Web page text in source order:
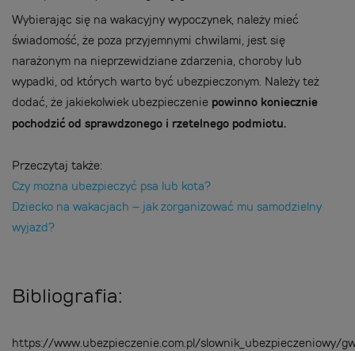
Wybierając się na wakacyjny wypoczynek, należy mieć
świadomość, że poza przyjemnymi chwilami, jest się
narażonym na nieprzewidziane zdarzenia, choroby lub
wypadki, od których warto być ubezpieczonym. Należy też
dodać, że jakiekolwiek ubezpieczenie powinno koniecznie
pochodzić od sprawdzonego i rzetelnego podmiotu.
Przeczytaj także:
Czy można ubezpieczyć psa lub kota?
Dziecko na wakacjach – jak zorganizować mu samodzielny
wyjazd?
Bibliografia:
https://www.ubezpieczenie.com.pl/slownik_ubezpieczeniowy/